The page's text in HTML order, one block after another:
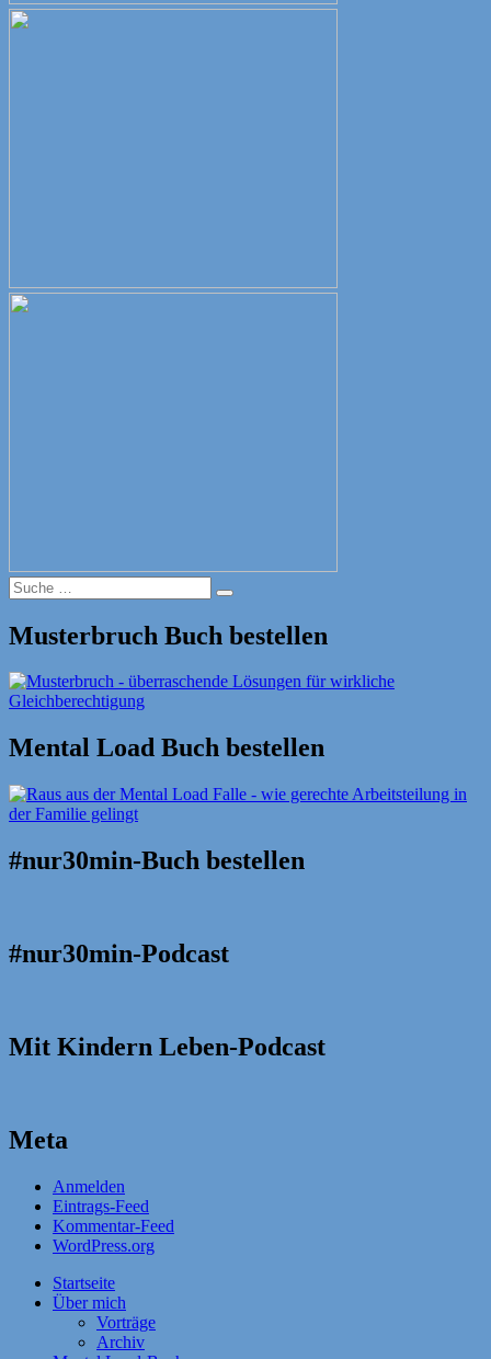
Suche
nach:
Suche
Musterbruch Buch bestellen
Mental Load Buch bestellen
#nur30min-Buch bestellen
#nur30min-Podcast
Mit Kindern Leben-Podcast
Meta
Anmelden
Eintrags-Feed
Kommentar-Feed
WordPress.org
Startseite
Über mich
Vorträge
Archiv